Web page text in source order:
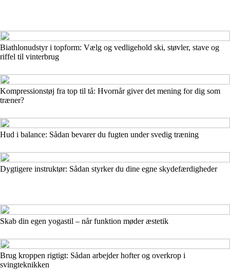
Biathlonudstyr i topform: Vælg og vedligehold ski, støvler, stave og
riffel til vinterbrug
Kompressionstøj fra top til tå: Hvornår giver det mening for dig som
træner?
Hud i balance: Sådan bevarer du fugten under svedig træning
Dygtigere instruktør: Sådan styrker du dine egne skydefærdigheder
Skab din egen yogastil – når funktion møder æstetik
Brug kroppen rigtigt: Sådan arbejder hofter og overkrop i
svingteknikken